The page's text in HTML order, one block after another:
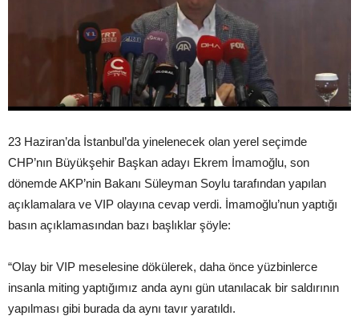
23 Haziran’da İstanbul’da yinelenecek olan yerel seçimde
CHP’nın Büyükşehir Başkan adayı Ekrem İmamoğlu, son
dönemde AKP’nin Bakanı Süleyman Soylu tarafından yapılan
açıklamalara ve VIP olayına cevap verdi. İmamoğlu’nun yaptığı
basın açıklamasından bazı başlıklar şöyle:
“Olay bir VIP meselesine dökülerek, daha önce yüzbinlerce
insanla miting yaptığımız anda aynı gün utanılacak bir saldırının
yapılması gibi burada da aynı tavır yaratıldı.